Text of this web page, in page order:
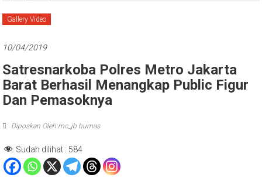
Gallery Video
10/04/2019
Satresnarkoba Polres Metro Jakarta
Barat Berhasil Menangkap Public Figur
Dan Pemasoknya
Diposkan Oleh:mc_jb humas
Sudah dilihat : 584